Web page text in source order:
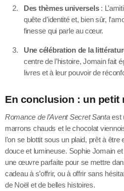
Des thèmes universels:
quête d’identité et, bien sûr,
finesse qui parle au cœur.
Une célébration de la
centre de l’histoire, Jomain fait
livres et à leur pouvoir de
En conclusion : un petit
Romance de l’Avent Secret Santaest
marrons chauds et le chocolat
l’on se blottit sous un plaid, prêt à
douce et lumineuse. Sophie Jomain
une œuvre parfaite pour se mettre
cadeau à s’offrir, ou à offrir sans
de Noël et de belles histoires.